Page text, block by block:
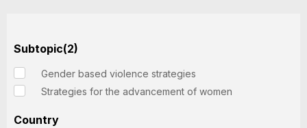
Subtopic(2)
Gender based violence strategies
Strategies for the advancement of women
Country